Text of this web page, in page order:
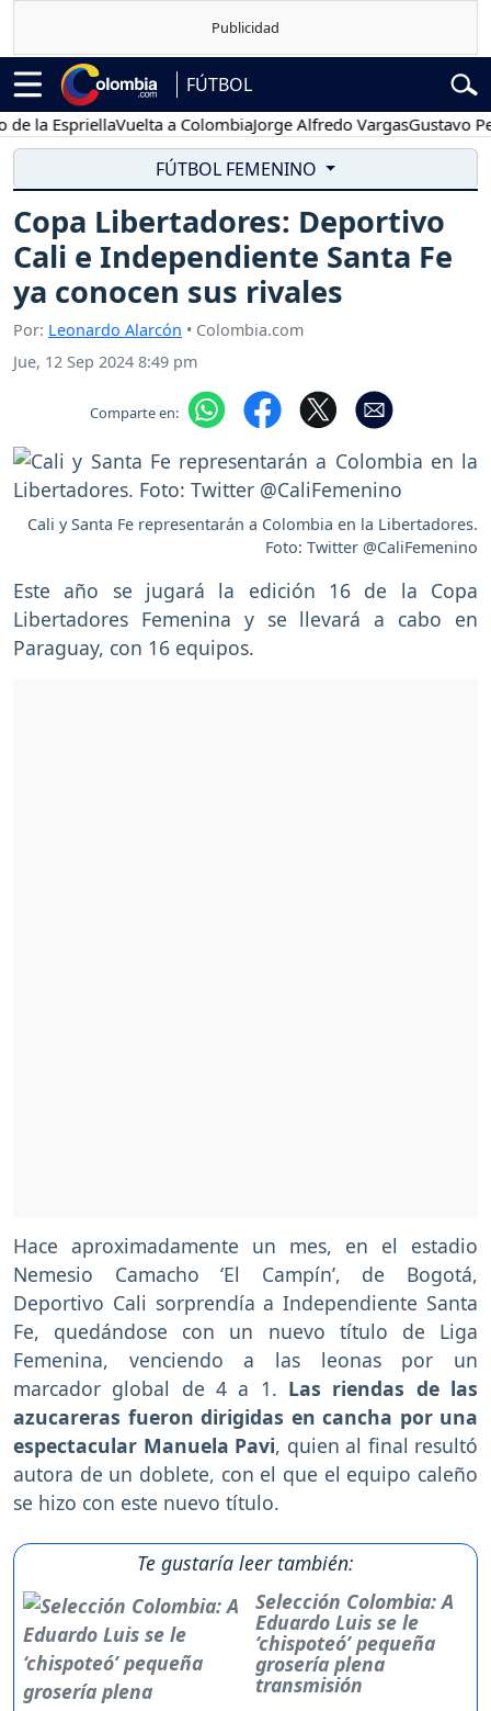
FÚTBOL
EspriellaVuelta a ColombiaJorge Alfredo VargasGustavo Petro
FÚTBOL FEMENINO
Copa Libertadores: Deportivo
Cali e Independiente Santa Fe
ya conocen sus rivales
Por: Leonardo Alarcón • Colombia.com
Jue, 12 Sep 2024 8:49 pm
Comparte en:
Cali y Santa Fe representarán a Colombia en la Libertadores.
Foto: Twitter @CaliFemenino
Este año se jugará la edición 16 de la Copa
Libertadores Femenina y se llevará a cabo en
Paraguay, con 16 equipos.
Hace aproximadamente un mes, en el estadio
Nemesio Camacho ‘El Campín’, de Bogotá,
Deportivo Cali sorprendía a Independiente Santa
Fe, quedándose con un nuevo título de Liga
Femenina, venciendo a las leonas por un
marcador global de 4 a 1. Las riendas de las
azucareras fueron dirigidas en cancha por una
espectacular Manuela Pavi, quien al final resultó
autora de un doblete, con el que el equipo caleño
se hizo con este nuevo título.
Te gustaría leer también:
Selección Colombia: A
Eduardo Luis se le
‘chispoteó’ pequeña
grosería plena
transmisión